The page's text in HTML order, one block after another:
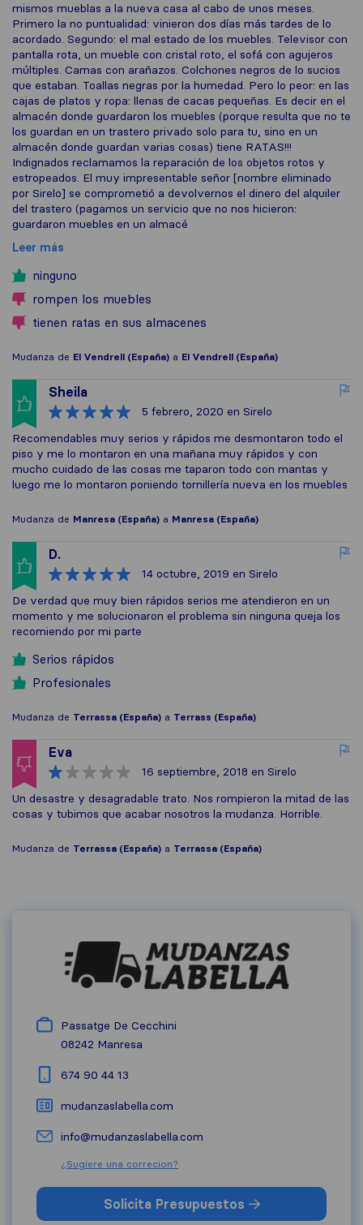
mismos mueblas a la nueva casa al cabo de unos meses.
Primero la no puntualidad: vinieron dos días más tardes de lo
acordado. Segundo: el mal estado de los muebles. Televisor con
pantalla rota, un mueble con cristal roto, el sofá con agujeros
múltiples. Camas con arañazos. Colchones negros de lo sucios
que estaban. Toallas negras por la humedad. Pero lo peor: en las
cajas de platos y ropa: llenas de cacas pequeñas. Es decir en el
almacén donde guardaron los muebles (porque resulta que no te
los guardan en un trastero privado solo para tu, sino en un
almacén donde guardan varias cosas) tiene RATAS!!!
Indignados reclamamos la reparación de los objetos rotos y
estropeados. El muy impresentable señor [nombre eliminado
por Sirelo] se comprometió a devolvernos el dinero del alquiler
del trastero (pagamos un servicio que no nos hicieron:
guardaron muebles en un almacé
Leer más
ninguno
rompen los muebles
tienen ratas en sus almacenes
Mudanza de El Vendrell (España) a El Vendrell (España)
Sheila
5 febrero, 2020 en Sirelo
Recomendables muy serios y rápidos me desmontaron todo el
piso y me lo montaron en una mañana muy rápidos y con
mucho cuidado de las cosas me taparon todo con mantas y
luego me lo montaron poniendo tornillería nueva en los muebles
Mudanza de Manresa (España) a Manresa (España)
D.
14 octubre, 2019 en Sirelo
De verdad que muy bien rápidos serios me atendieron en un
momento y me solucionaron el problema sin ninguna queja los
recomiendo por mi parte
Serios rápidos
Profesionales
Mudanza de Terrassa (España) a Terrass (España)
Eva
16 septiembre, 2018 en Sirelo
Un desastre y desagradable trato. Nos rompieron la mitad de las
cosas y tubimos que acabar nosotros la mudanza. Horrible.
Mudanza de Terrassa (España) a Terrassa (España)
Passatge De Cecchini
08242 Manresa
674 90 44 13
mudanzaslabella.com
info@mudanzaslabella.com
¿Sugiere una correcion?
Solicita Presupuestos